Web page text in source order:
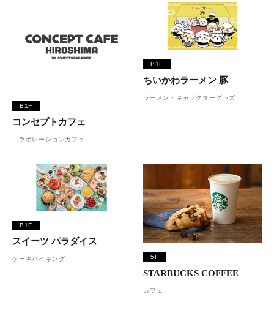
B1F
コンセプトカフェ
コラボレーションカフェ
B1F
ちいかわラーメン 豚
ラーメン・キャラクターグッズ
B1F
スイーツ パラダイス
ケーキバイキング 5F
STARBUCKS COFFEE
カフェ